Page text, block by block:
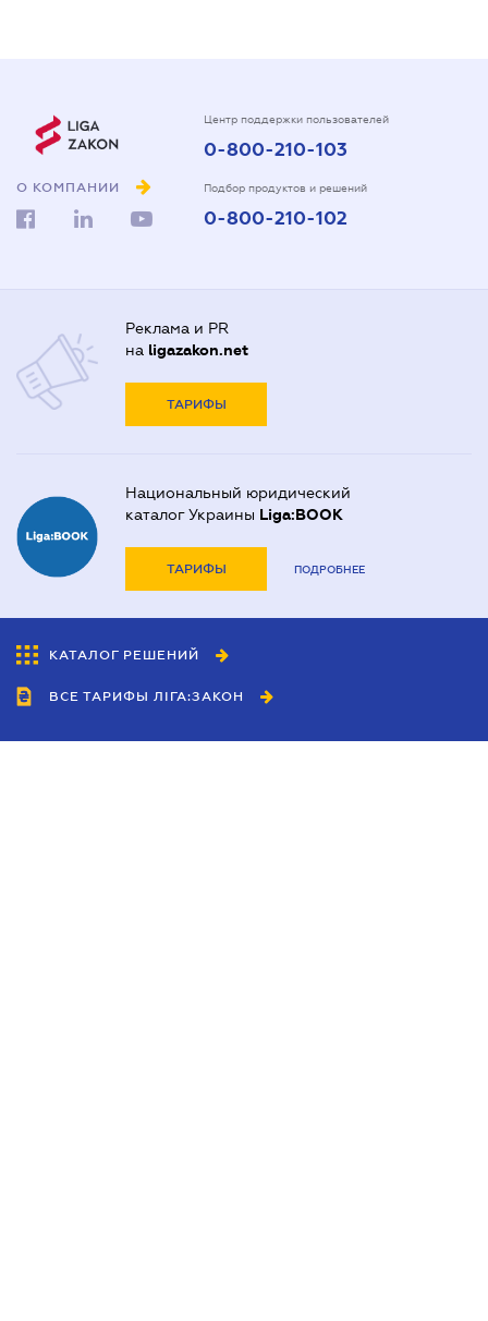
О КОМПАНИИ
Центр поддержки пользователей
0-800-210-103
Подбор продуктов и решений
0-800-210-102
Реклама и PR
на ligazakon.net
ТАРИФЫ
Национальный юридический
каталог Украины Liga:BOOK
ТАРИФЫ ПОДРОБНЕЕ
КАТАЛОГ РЕШЕНИЙ
ВСЕ ТАРИФЫ ЛІГА:ЗАКОН